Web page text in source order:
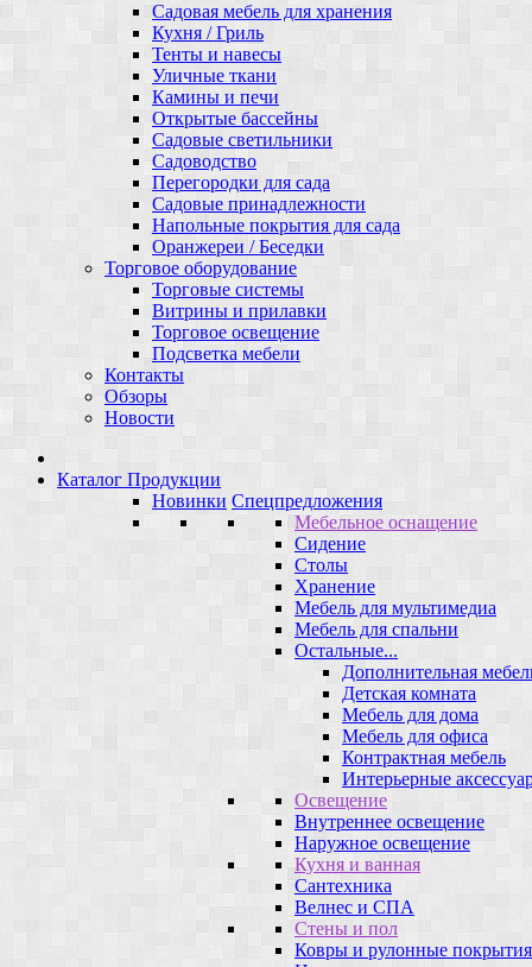
Садовая мебель для хранения
Кухня / Гриль
Тенты и навесы
Уличные ткани
Камины и печи
Открытые бассейны
Садовые светильники
Садоводство
Перегородки для сада
Садовые принадлежности
Напольные покрытия для сада
Оранжереи / Беседки
Торговое оборудование
Торговые системы
Витрины и прилавки
Торговое освещение
Подсветка мебели
Контакты
Обзоры
Новости
Каталог Продукции
Новинки Спецпредложения
Мебельное оснащение
Сидение
Столы
Хранение
Мебель для мультимедиа
Мебель для спальни
Остальные...
Дополнительная
Детская комната
Мебель для дома
Мебель для офиса
Контрактная мебель
Интерьерные
Освещение
Внутреннее освещение
Наружное освещение
Кухня и ванная
Сантехника
Велнес и СПА
Стены и пол
Ковры и рулонные покрытия